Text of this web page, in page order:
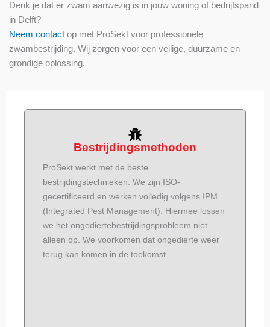
Denk je dat er zwam aanwezig is in jouw woning of bedrijfspand
in Delft?
Neem contact op met ProSekt voor professionele
zwambestrijding. Wij zorgen voor een veilige, duurzame en
grondige oplossing.
Bestrijdingsmethoden
ProSekt werkt met de beste
bestrijdingstechnieken. We zijn ISO-
gecertificeerd en werken volledig volgens IPM
(Integrated Pest Management). Hiermee lossen
we het ongediertebestrijdingsprobleem niet
alleen op. We voorkomen dat ongedierte weer
terug kan komen in de toekomst.